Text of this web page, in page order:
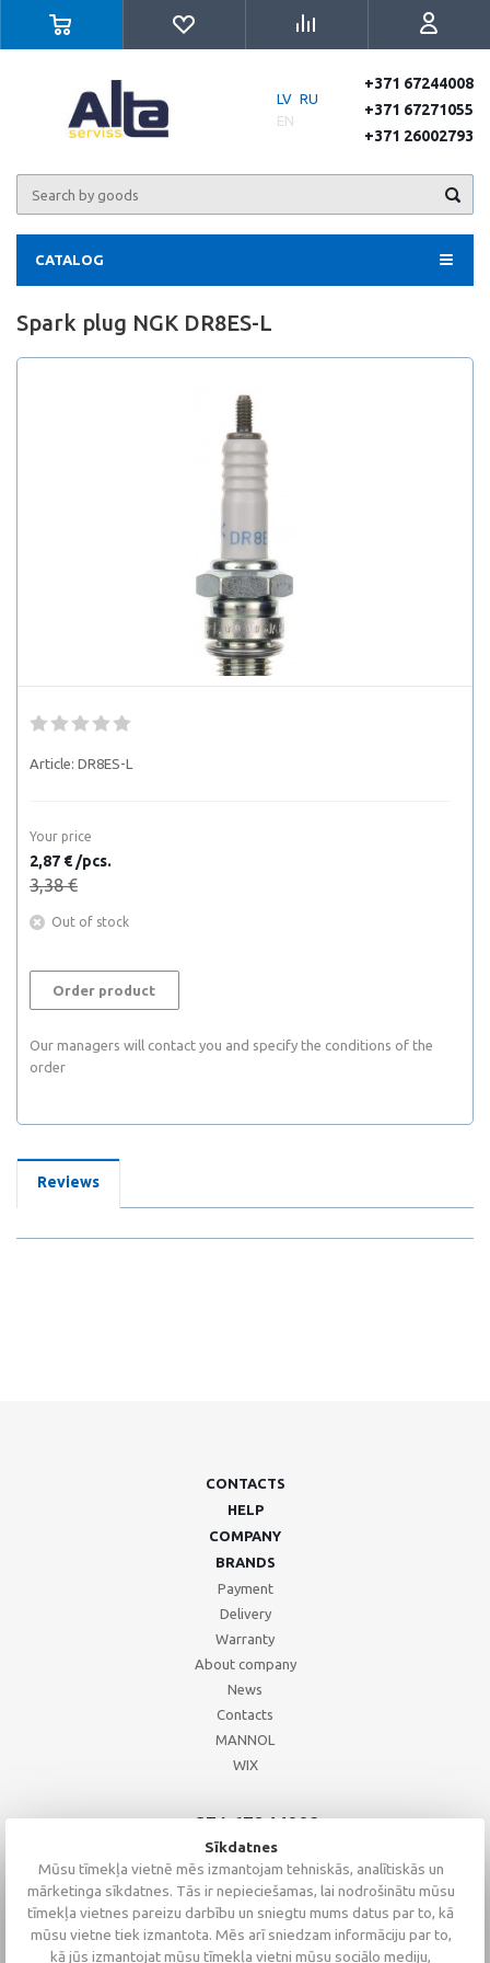
LV RU
EN
+371 67244008
+371 67271055
+371 26002793
CATALOG
Spark plug NGK DR8ES-L
Article: DR8ES-L
Your price
2,87 € /pcs.
3,38 €
Out of stock
Order product
Our managers will contact you and specify the conditions of the
order
Reviews
CONTACTS
HELP
COMPANY
BRANDS
Payment
Delivery
Warranty
About company
News
Contacts
MANNOL
WIX
+371 67244008
+371 67271055
+371 26002793
Sīkdatnes
Mūsu tīmekļa vietnē mēs izmantojam tehniskās, analītiskās un
mārketinga sīkdatnes. Tās ir nepieciešamas, lai nodrošinātu mūsu
tīmekļa vietnes pareizu darbību un sniegtu mums datus par to, kā
mūsu vietne tiek izmantota. Mēs arī sniedzam informāciju par to,
kā jūs izmantojat mūsu tīmekļa vietni mūsu sociālo mediju,